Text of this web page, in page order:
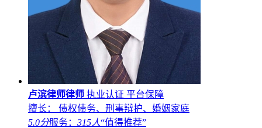
卢滨律师律师 执业认证 平台保障
擅长： 债权债务、刑事辩护、婚姻家庭
5.0分服务： 315人“值得推荐”